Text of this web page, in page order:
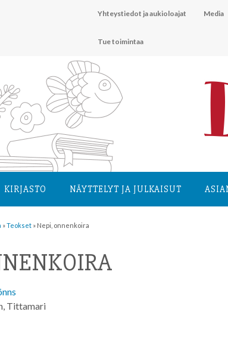
Yhteystiedot ja aukioloajat Media
Tue toimintaa
KIRJASTO NÄYTTELYT JA JULKAISUT
»Teokset » Nepi, onnenkoira
Tittamari